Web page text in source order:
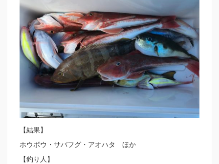
【結果】
ホウボウ・サバフグ・アオハタ ほか
【釣り人】